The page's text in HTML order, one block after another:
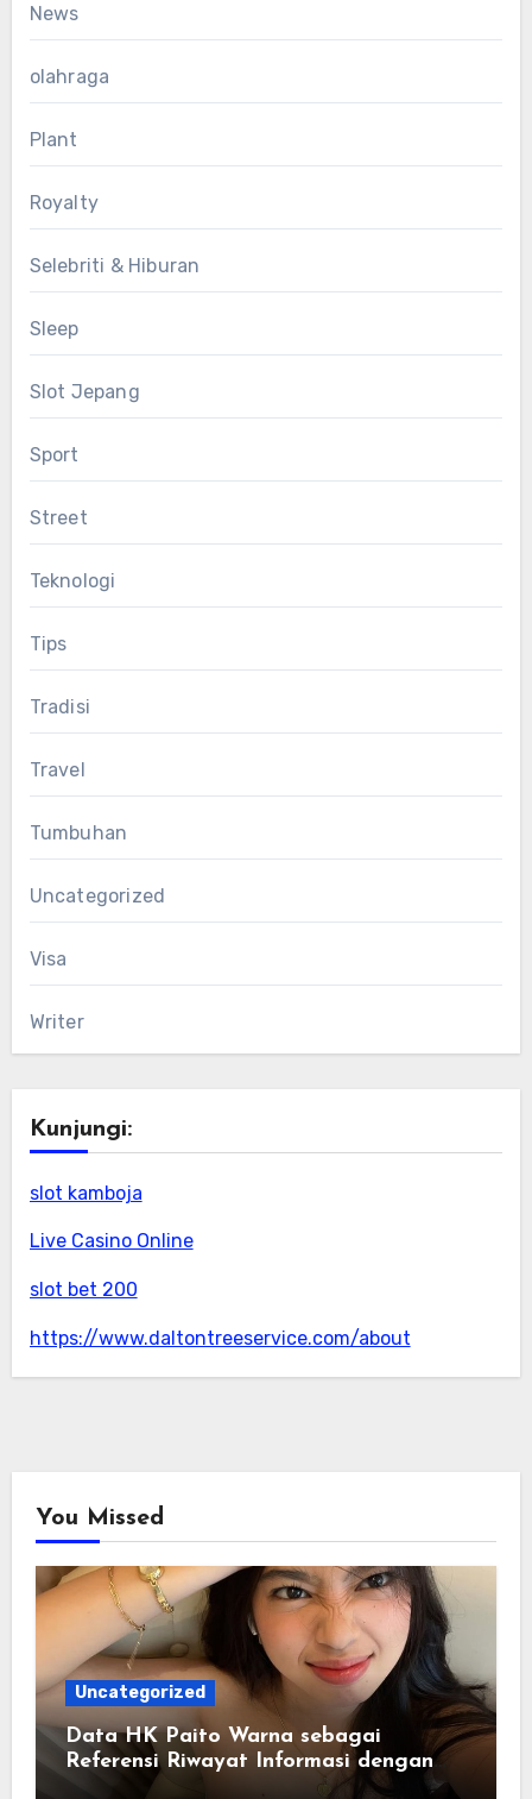
News
olahraga
Plant
Royalty
Selebriti & Hiburan
Sleep
Slot Jepang
Sport
Street
Teknologi
Tips
Tradisi
Travel
Tumbuhan
Uncategorized
Visa
Writer
Kunjungi:
slot kamboja
Live Casino Online
slot bet 200
https://www.daltontreeservice.com/about
You Missed
Uncategorized
Data HK Paito Warna sebagai
Referensi Riwayat Informasi dengan
Struktur yang Lebih Rapi